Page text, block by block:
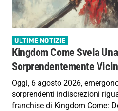
ULTIME NOTIZIE
Kingdom Come Svela
Sorprendentemente
Oggi, 6 agosto 2026,
sorprendenti indiscrezioni
franchise di Kingdom Come: